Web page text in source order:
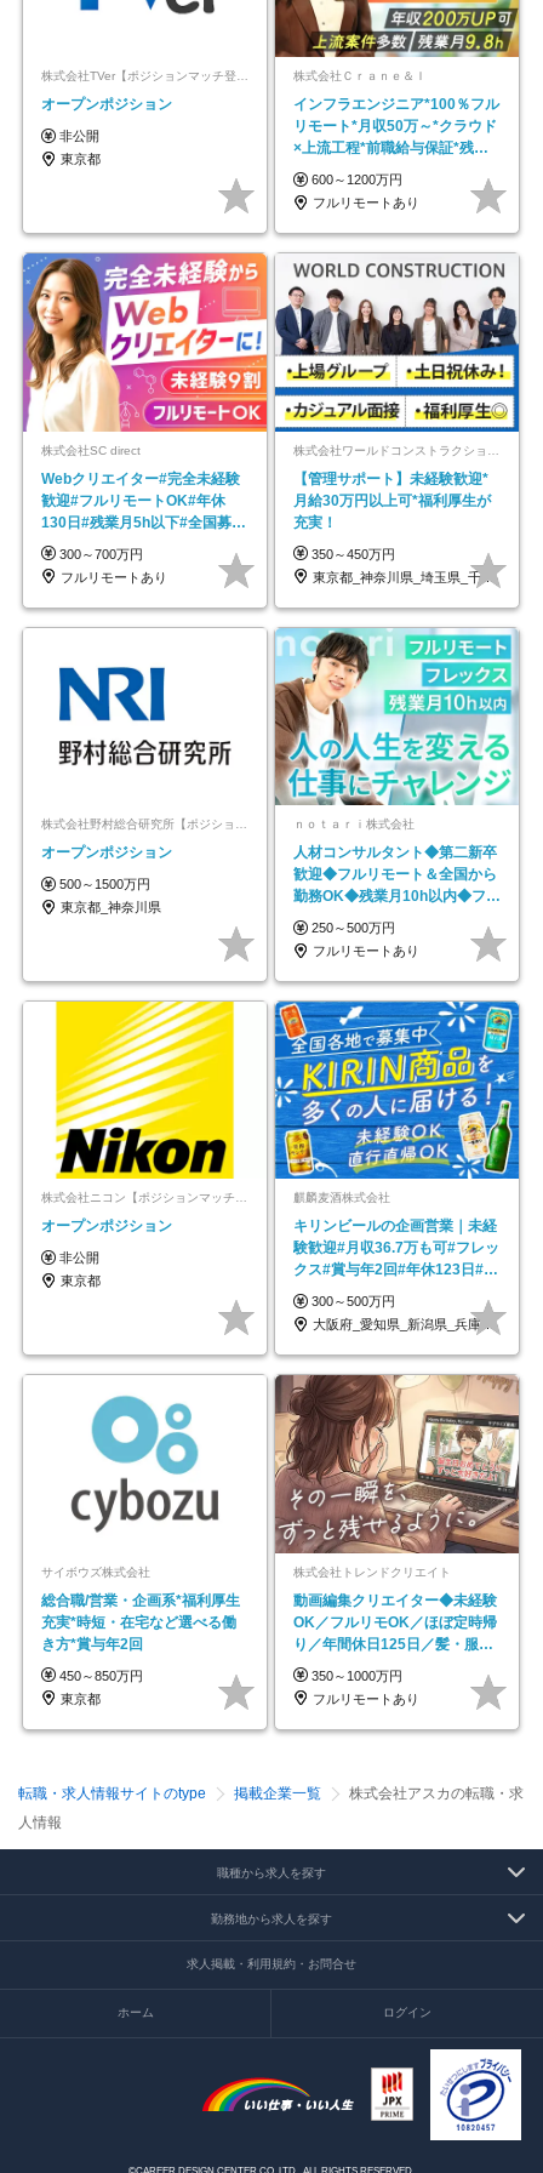
株式会社TVer【ポジションマッチ登録】
オープンポジション
非公開
東京都
株式会社Ｃｒａｎｅ＆Ｉ
インフラエンジニア*100％フル
リモート*月収50万～*クラウド
×上流工程*前職給与保証*残業
月9.8h
600～1200万円
フルリモートあり
株式会社SC direct
Webクリエイター#完全未経験
歓迎#フルリモートOK#年休
130日#残業月5h以下#全国募集
#最大1年の研修
300～700万円
フルリモートあり
【管理サポート】未経験歓迎*
月給30万円以上可*福利厚生が
充実！
350～450万円
東京都_神奈川県_埼玉県_千葉県_大阪府…
オープンポジション
500～1500万円
東京都_神奈川県
ｎｏｔａｒｉ株式会社
人材コンサルタント◆第二新卒
歓迎◆フルリモート＆全国から
勤務OK◆残業月10h以内◆フレ
ックス制
250～500万円
フルリモートあり
株式会社ニコン【ポジションマッチ登録】
オープンポジション
非公開
東京都
麒麟麦酒株式会社
キリンビールの企画営業｜未経
験歓迎#月収36.7万も可#フレッ
クス#賞与年2回#年休123日#完
全週休2日制
300～500万円
大阪府_愛知県_新潟県_兵庫県_福岡県
サイボウズ株式会社
総合職/営業・企画系*福利厚生
充実*時短・在宅など選べる働
き方*賞与年2回
450～850万円
東京都
株式会社トレンドクリエイト
動画編集クリエイター◆未経験
OK／フルリモOK／ほぼ定時帰
り／年間休日125日／髪・服・
ネイル自由／副業OK
350～1000万円
フルリモートあり
転職・求人情報サイトのtype 掲載企業一覧
株式会社アスカの転職・求
人情報
職種から求人を探す
勤務地から求人を探す
求人掲載・利用規約・お問合せ
ホーム ログイン